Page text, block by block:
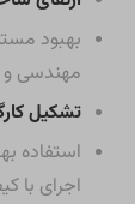
بهبود
مهندسی و
تشکیل
استفاده
اجرای با